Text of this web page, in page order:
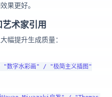
果更好。
术家引用
幅提升生成质量：
数字水彩画" / "极简主义插图"